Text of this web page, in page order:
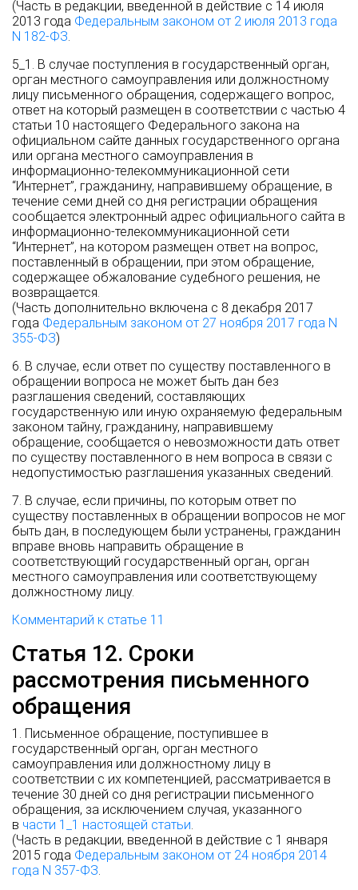
(Часть в редакции, введенной в действие с 14 июля
2013 года Федеральным законом от 2 июля 2013 года
N 182-ФЗ.
5_1. В случае поступления в государственный орган,
орган местного самоуправления или должностному
лицу письменного обращения, содержащего вопрос,
ответ на который размещен в соответствии с частью 4
статьи 10 настоящего Федерального закона на
официальном сайте данных государственного органа
или органа местного самоуправления в
информационно-телекоммуникационной сети
“Интернет”, гражданину, направившему обращение, в
течение семи дней со дня регистрации обращения
сообщается электронный адрес официального сайта в
информационно-телекоммуникационной сети
“Интернет”, на котором размещен ответ на вопрос,
поставленный в обращении, при этом обращение,
содержащее обжалование судебного решения, не
возвращается.
(Часть дополнительно включена с 8 декабря 2017
года Федеральным законом от 27 ноября 2017 года N
355-ФЗ)
6. В случае, если ответ по существу поставленного в
обращении вопроса не может быть дан без
разглашения сведений, составляющих
государственную или иную охраняемую федеральным
законом тайну, гражданину, направившему
обращение, сообщается о невозможности дать ответ
по существу поставленного в нем вопроса в связи с
недопустимостью разглашения указанных сведений.
7. В случае, если причины, по которым ответ по
существу поставленных в обращении вопросов не мог
быть дан, в последующем были устранены, гражданин
вправе вновь направить обращение в
соответствующий государственный орган, орган
местного самоуправления или соответствующему
должностному лицу.
Комментарий к статье 11
Статья 12. Сроки
рассмотрения письменного
обращения
1. Письменное обращение, поступившее в
государственный орган, орган местного
самоуправления или должностному лицу в
соответствии с их компетенцией, рассматривается в
течение 30 дней со дня регистрации письменного
обращения, за исключением случая, указанного
в части 1_1 настоящей статьи.
(Часть в редакции, введенной в действие с 1 января
2015 года Федеральным законом от 24 ноября 2014
года N 357-ФЗ.